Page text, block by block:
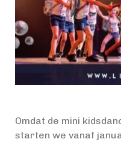
Omdat de mini
starten we vanaf